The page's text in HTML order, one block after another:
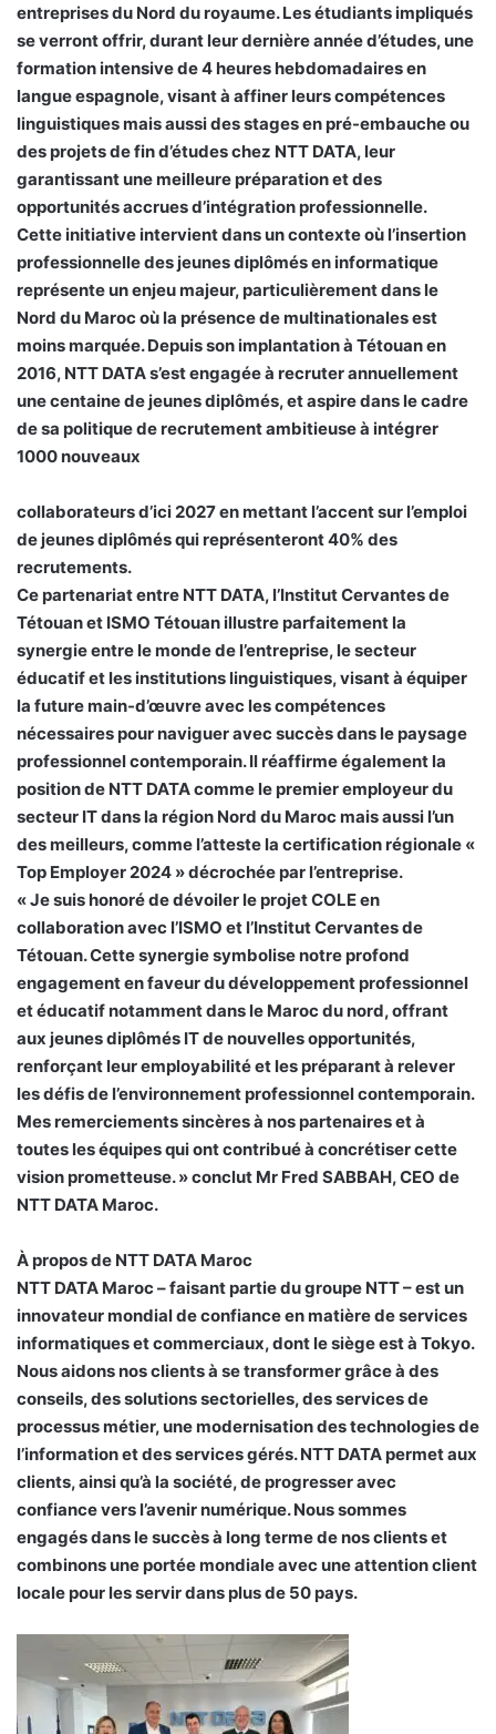
entreprises du Nord du royaume. Les étudiants impliqués
se verront offrir, durant leur dernière année d’études, une
formation intensive de 4 heures hebdomadaires en
langue espagnole, visant à affiner leurs compétences
linguistiques mais aussi des stages en pré-embauche ou
des projets de fin d’études chez NTT DATA, leur
garantissant une meilleure préparation et des
opportunités accrues d’intégration professionnelle.
Cette initiative intervient dans un contexte où l’insertion
professionnelle des jeunes diplômés en informatique
représente un enjeu majeur, particulièrement dans le
Nord du Maroc où la présence de multinationales est
moins marquée. Depuis son implantation à Tétouan en
2016, NTT DATA s’est engagée à recruter annuellement
une centaine de jeunes diplômés, et aspire dans le cadre
de sa politique de recrutement ambitieuse à intégrer
1000 nouveaux
collaborateurs d’ici 2027 en mettant l’accent sur l’emploi
de jeunes diplômés qui représenteront 40% des
recrutements.
Ce partenariat entre NTT DATA, l’Institut Cervantes de
Tétouan et ISMO Tétouan illustre parfaitement la
synergie entre le monde de l’entreprise, le secteur
éducatif et les institutions linguistiques, visant à équiper
la future main-d’œuvre avec les compétences
nécessaires pour naviguer avec succès dans le paysage
professionnel contemporain. Il réaffirme également la
position de NTT DATA comme le premier employeur du
secteur IT dans la région Nord du Maroc mais aussi l’un
des meilleurs, comme l’atteste la certification régionale «
Top Employer 2024 » décrochée par l’entreprise.
« Je suis honoré de dévoiler le projet COLE en
collaboration avec l’ISMO et l’Institut Cervantes de
Tétouan. Cette synergie symbolise notre profond
engagement en faveur du développement professionnel
et éducatif notamment dans le Maroc du nord, offrant
aux jeunes diplômés IT de nouvelles opportunités,
renforçant leur employabilité et les préparant à relever
les défis de l’environnement professionnel contemporain.
Mes remerciements sincères à nos partenaires et à
toutes les équipes qui ont contribué à concrétiser cette
vision prometteuse. » conclut Mr Fred SABBAH, CEO de
NTT DATA Maroc.
À propos de NTT DATA Maroc
NTT DATA Maroc – faisant partie du groupe NTT – est un
innovateur mondial de confiance en matière de services
informatiques et commerciaux, dont le siège est à Tokyo.
Nous aidons nos clients à se transformer grâce à des
conseils, des solutions sectorielles, des services de
processus métier, une modernisation des technologies de
l’information et des services gérés. NTT DATA permet aux
clients, ainsi qu’à la société, de progresser avec
confiance vers l’avenir numérique. Nous sommes
engagés dans le succès à long terme de nos clients et
combinons une portée mondiale avec une attention client
locale pour les servir dans plus de 50 pays.